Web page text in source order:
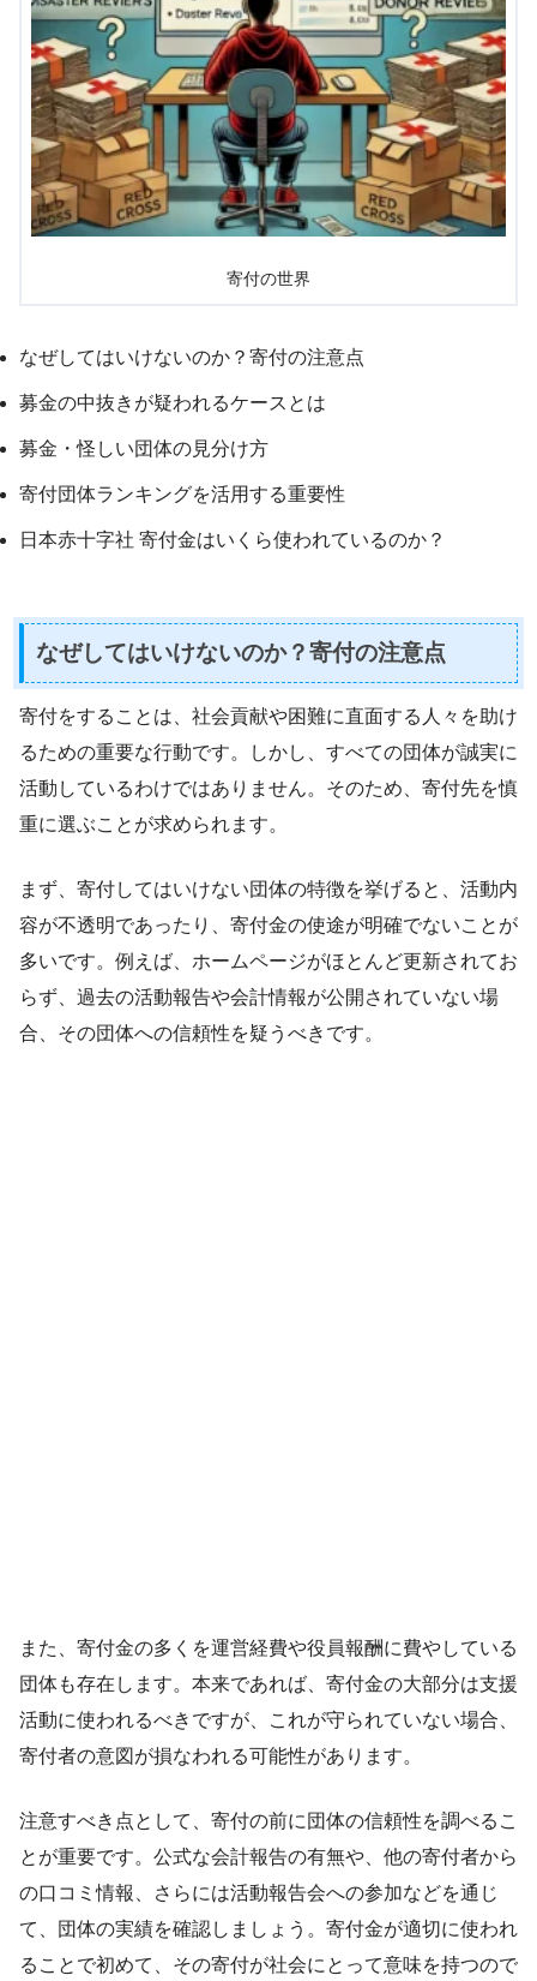
寄付の世界
なぜしてはいけないのか？寄付の注意点
募金の中抜きが疑われるケースとは
募金・怪しい団体の見分け方
寄付団体ランキングを活用する重要性
日本赤十字社 寄付金はいくら使われているのか？
なぜしてはいけないのか？寄付の注意点
寄付をすることは、社会貢献や困難に直面する人々を助け
るための重要な行動です。しかし、すべての団体が誠実に
活動しているわけではありません。そのため、寄付先を慎
重に選ぶことが求められます。
まず、寄付してはいけない団体の特徴を挙げると、活動内
容が不透明であったり、寄付金の使途が明確でないことが
多いです。例えば、ホームページがほとんど更新されてお
らず、過去の活動報告や会計情報が公開されていない場
合、その団体への信頼性を疑うべきです。
また、寄付金の多くを運営経費や役員報酬に費やしている
団体も存在します。本来であれば、寄付金の大部分は支援
活動に使われるべきですが、これが守られていない場合、
寄付者の意図が損なわれる可能性があります。
注意すべき点として、寄付の前に団体の信頼性を調べるこ
とが重要です。公式な会計報告の有無や、他の寄付者から
の口コミ情報、さらには活動報告会への参加などを通じ
て、団体の実績を確認しましょう。寄付金が適切に使われ
ることで初めて、その寄付が社会にとって意味を持つので